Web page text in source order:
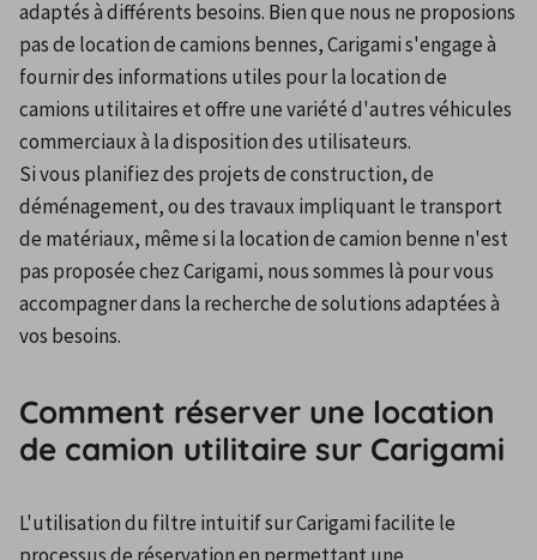
adaptés à différents besoins. Bien que nous ne proposions
pas de location de camions bennes, Carigami s'engage à
fournir des informations utiles pour la location de
camions utilitaires et offre une variété d'autres véhicules
commerciaux à la disposition des utilisateurs.
Si vous planifiez des projets de construction, de
déménagement, ou des travaux impliquant le transport
de matériaux, même si la location de camion benne n'est
pas proposée chez Carigami, nous sommes là pour vous
accompagner dans la recherche de solutions adaptées à
vos besoins.
Comment réserver une location
de camion utilitaire sur Carigami
L'utilisation du filtre intuitif sur Carigami facilite le